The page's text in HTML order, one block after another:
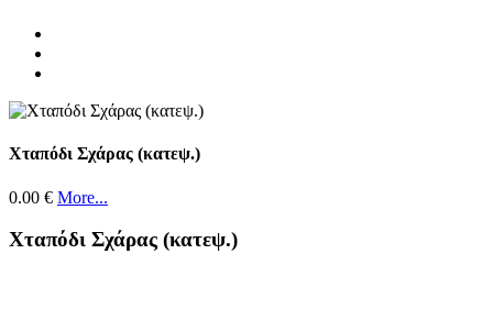
Χταπόδι Σχάρας (κατεψ.)
0.00 € More...
Χταπόδι Σχάρας (κατεψ.)